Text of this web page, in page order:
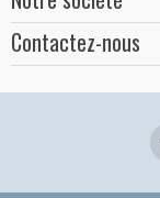
Contactez-nous